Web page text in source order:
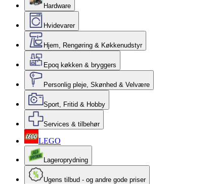
Hardware
Hvidevarer
Hjem, Rengøring & Køkkenudstyr
Epoq køkken & bryggers
Personlig pleje, Skønhed & Velvære
Sport, Fritid & Hobby
Services & tilbehør
LEGO
Lageroprydning
Ugens tilbud - og andre gode priser